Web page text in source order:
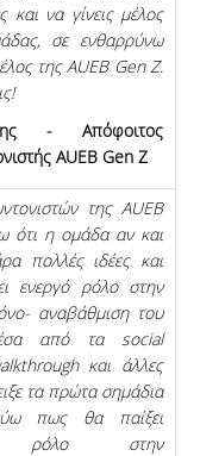
και να γίνεις μέλος
σε ενθαρρύνω
της AUEB Gen Z.
- Απόφοιτος
AUEB Gen Z
της AUEB
η ομάδα αν και
πολλές ιδέες και
ενεργό ρόλο στην
αναβάθμιση του
από τα social
και άλλες
τα πρώτα σημάδια
πως θα παίξει
ρόλο στην